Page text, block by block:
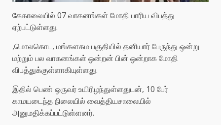
கேகாலையில் 07 வாகனங்கள் மோதி பாரிய விபத்து
ஏற்பட்டுள்ளது.
,மொலகொட, மங்களகம பகுதியில் தனியார் பேருந்து ஒன்று
மற்றும் பல வாகனங்கள் ஒன்றன் பின் ஒன்றாக மோதி
விபத்துக்குள்ளாகியுள்ளது.
இதில் பெண் ஒருவர் உயிரிழந்துள்ளதுடன், 10 பேர்
காமயடைந்த நிலையில் வைத்தியசாலையில்
அனுமதிக்கப்பட்டுள்ளனர்.